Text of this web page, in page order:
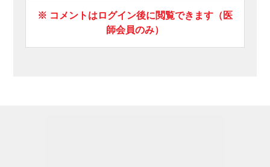
※ コメントはログイン後に閲覧できます（医
師会員のみ）